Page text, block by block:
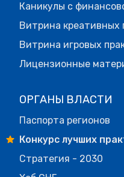
Каникулы с
Витрина креативных
Витрина игровых
Лицензионные
ОРГАНЫ ВЛАСТИ
Паспорта регионов
Конкурс лучших
Стратегия - 2030